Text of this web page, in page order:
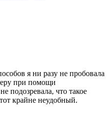
я ни разу не пробовала
при помощи
подозревала, что такое
крайне неудобный.